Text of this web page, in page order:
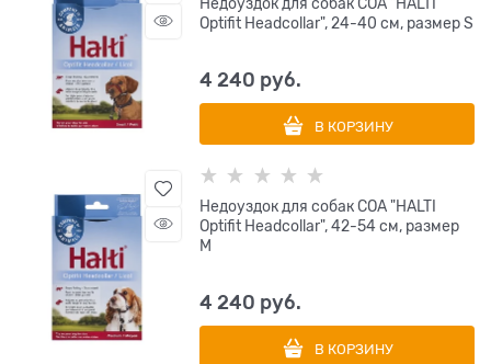
Недоуздок для собак COA "HALTI
Optifit Headcollar", 24-40 см, размер S
4 240 руб.
В КОРЗИНУ
Недоуздок для собак COA "HALTI
Optifit Headcollar", 42-54 см, размер
M
4 240 руб.
В КОРЗИНУ